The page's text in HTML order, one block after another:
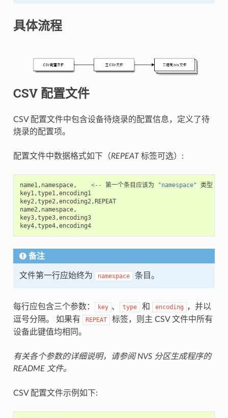
具体流程
CSV 配置文件
CSV 配置文件中包含设备待烧录的配置信息，定义了待
烧录的配置项。
配置文件中数据格式如下（REPEAT标签可选）:
name1, namespace, <-- 第一个条目应该为 "namespace" 类型
key1,type1,encoding1
key2,type2,encoding2, REPEAT
name2, namespace,
key3,type3,encoding3
key4,type4,encoding4
备注
文件第一行应始终为 namespace 条目。
每行应包含三个参数： key 、 type 和 encoding
，并以
逗号分隔。 如果有
REPEAT
标签，则主 CSV 文件中所有
设备此键值均相同。
有关各个参数的详细说明，请参阅 NVS 分区生成程序的
README 文件。
CSV 配置文件示例如下: